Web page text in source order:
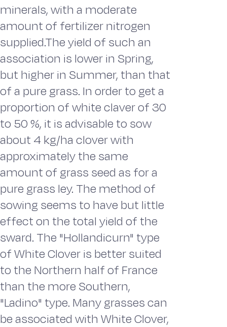
minerals, with a moderate
amount of fertilizer nitrogen
supplied.The yield of such an
association is lower in Spring,
but higher in Summer, than that
of a pure grass. In order to get a
proportion of white claver of 30
to 50 %, it is advisable to sow
about 4 kg/ha clover with
approximately the same
amount of grass seed as for a
pure grass ley. The method of
sowing seems to have but little
effect on the total yield of the
sward. The "Hollandicurn" type
of White Clover is better suited
to the Northern half of France
than the more Southern,
"Ladino" type. Many grasses can
be associated with White Clover,